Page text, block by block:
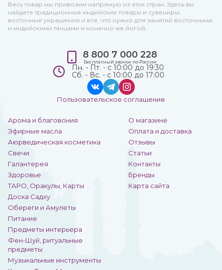
Весь товар мы привозим напрямую из этих стран. Здесь вы
найдете традиционные индийские товары и сувениры,
восточные украшения и все, что нужно для занятий восточными
и индийскими танцами и конечно же йогой.
Арома и благовония
Эфирные масла
Аюрведическая косметика
Свечи
Галантерея
Здоровье
ТАРО, Оракулы, Карты
Доска Садху
Обереги и Амулеты
Питание
Предметы интерьера
Фен-Шуй, ритуальные
предметы
Музыкальные инструменты
О магазине
Оплата и доставка
Отзывы
Статьи
Контакты
Бренды
Карта сайта
8 800 7 000 228
Бесплатный звонок по России
Пн. - Пт. - с 10:00 до 19:30
Сб. - Вс. - с 10:00 до 17:00
Пользовательское соглашение